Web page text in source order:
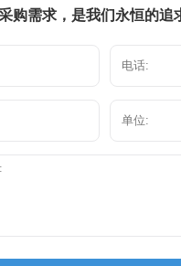
购需求，是我们永恒的追